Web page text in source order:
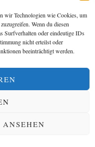
wir Technologien wie Cookies, um
Wenn du diesen
Surfverhalten oder eindeutige IDs
nicht erteilst oder
beeinträchtigt werden.
Blossom Themes.
MwSt.